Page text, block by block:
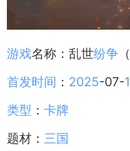
游戏名称：乱世纷争
首发时间 ： 2025-07-
类型 ： 卡牌
题材： 三国